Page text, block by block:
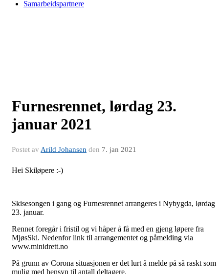
Samarbeidspartnere
Furnesrennet, lørdag 23.
januar 2021
Postet av Arild Johansen den 7. jan 2021
Hei Skiløpere :-)
Skisesongen i gang og Furnesrennet arrangeres i Nybygda, lørdag
23. januar.
Rennet foregår i fristil og vi håper å få med en gjeng løpere fra
MjøsSki. Nedenfor link til arrangementet og påmelding via
www.minidrett.no
På grunn av Corona situasjonen er det lurt å melde på så raskt som
mulig med hensyn til antall deltagere.